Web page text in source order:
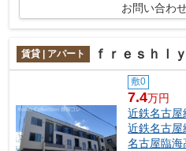
お問い合わ
賃貸 | アパート ｆｒｅｓｈｌ
敷0
7.4万円
近鉄名古屋
近鉄名古屋
名古屋臨海